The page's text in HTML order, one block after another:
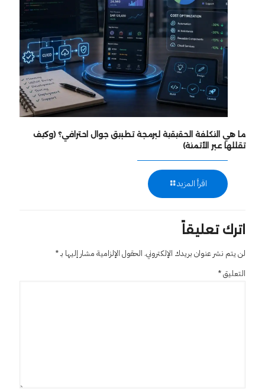
ما هي التكلفة الحقيقية لبرمجة تطبيق جوال احترافي؟ (وكيف
تقللها عبر الأتمتة)
اقرأ المزيد
اترك تعليقاً
لن يتم نشر عنوان بريدك الإلكتروني. الحقول الإلزامية مشار إليها بـ*
التعليق*